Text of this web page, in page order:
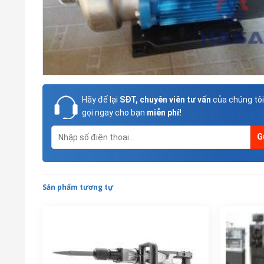
Hãy để lại SĐT, chuyên viên tư vấn của chúng
gọi ngay cho bạn miễn phí!
Sản phẩm tương tự